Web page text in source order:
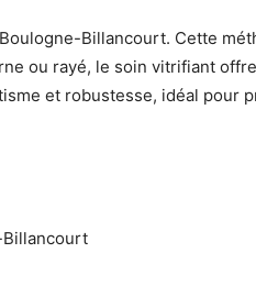
Billancourt. Cette
ou rayé, le soin vitrifiant
et robustesse, idéal pour
Billancourt